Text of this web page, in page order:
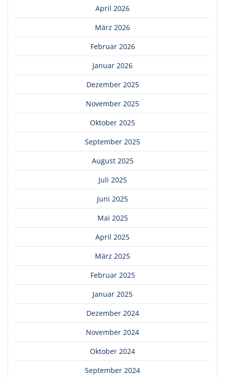
April 2026
März 2026
Februar 2026
Januar 2026
Dezember 2025
November 2025
Oktober 2025
September 2025
August 2025
Juli 2025
Juni 2025
Mai 2025
April 2025
März 2025
Februar 2025
Januar 2025
Dezember 2024
November 2024
Oktober 2024
September 2024